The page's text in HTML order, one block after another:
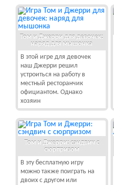
Том и Джерри для девочек:
наряд для мышонка
В этой игре для девочек
наш Джерри решил
устроиться на работу в
местный ресторанчик
официантом. Однако
хозяин
Том и Джерри: сэндвич с
сюрпризом
В эту бесплатную игру
можно также поиграть на
двоих с другом или